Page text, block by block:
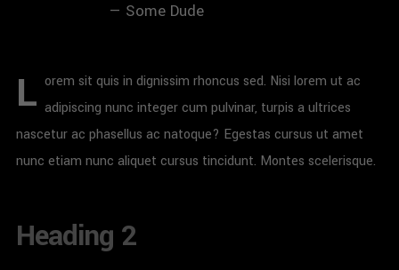
Some Dude
L orem sit quis in dignissim rhoncus sed. Nisi lorem ut ac
adipiscing nunc integer cum pulvinar, turpis a ultrices
nascetur ac phasellus ac natoque? Egestas cursus ut amet
nunc etiam nunc aliquet cursus tincidunt. Montes scelerisque.
Heading 2